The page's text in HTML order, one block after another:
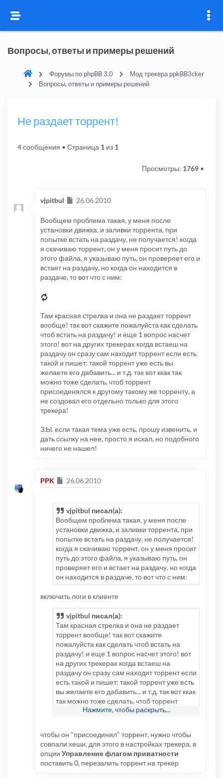
Вопросы, ответы и примеры решений
Форумы по phpBB 3.0
Мод трекера ppkBB3cker
Вопросы, ответы и примеры решений
Не раздает торрент!
4 сообщения • Страница 1 из 1
Просмотры: 1769 •
vjpitbul Сообщение
26.06.2010
Вообщем проблема такая, у меня после
установки движка, и заливки торрента, при
попытке встать на раздачу, не получается! когда
я скачиваю торрент, он у меня просит путь до
этого файла, я указываю путь, он проверяет его и
встает на раздачу, но когда он находится в
раздаче, то вот что с ним:
Там красная стрелка и она не раздает торрент
вообще! так вот скажите пожалуйста как сделать
чтоб встать на раздачу! и еще 1 вопрос насчет
этого! вот на других трекерах когда встаеш на
раздачу он сразу сам находит торрент если есть
такой и пишет: такой торрент уже есть вы
желаете его дабавить... и т.д. так вот ккак так
можно тоже сделать, чтоб торрент
присоеденялся к другому такому же торренту, а
не создовал его отдельно только для этого
трекера!
З.Ы. если такая тема уже есть, прошу извенить, и
дать ссылку на нее, просто я искал, но подобного
ничего не нашел!
PPK Сообщение
26.06.2010
vjpitbul писал(а):
Вообщем проблема такая, у меня после
установки движка, и заливки торрента, при
попытке встать на раздачу, не получается!
когда я скачиваю торрент, он у меня просит
путь до этого файла, я указываю путь, он
проверяет его и встает на раздачу, но когда
он находится в раздаче, то вот что с ним:
включить логи в клиенте
vjpitbul писал(а):
Там красная стрелка и она не раздает
торрент вообще! так вот скажите
пожалуйста как сделать чтоб встать на
раздачу! и еще 1 вопрос насчет этого! вот
на других трекерах когда встаеш на
раздачу он сразу сам находит торрент если
есть такой и пишет: такой торрент уже есть
вы желаете его дабавить... и т.д. так вот ккак
так можно тоже сделать, чтоб торрент
присоеденялся к другому такому же
Нажмите, чтобы раскрыть...
чтобы он "присоединил" торрент, нужно чтобы
совпали хеши, для этого в настройках трекера, в
опции Управление флагом приватности
поставить 0, перезалить торрент на трекер